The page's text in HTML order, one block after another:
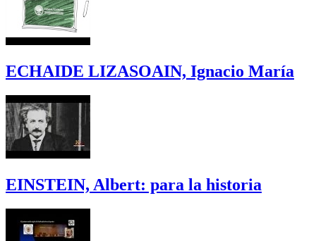
ECHAIDE LIZASOAIN, Ignacio María
EINSTEIN, Albert: para la historia